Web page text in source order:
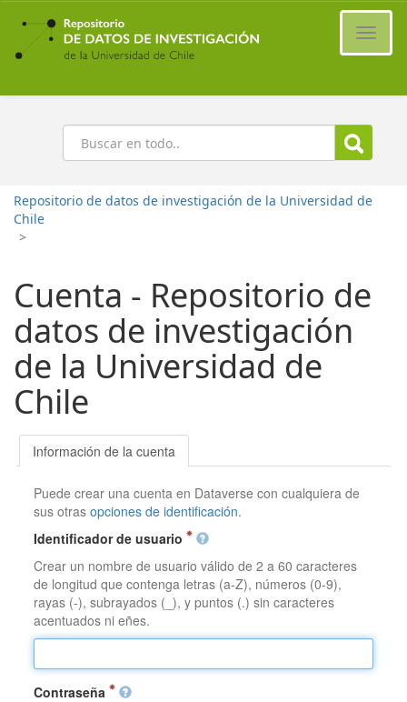
Ir
contenido
principal
Buscar
Repositorio de datos de investigación de la Universidad de
Chile
>
Cuenta - Repositorio de
datos de investigación
de la Universidad de
Chile
Información de la cuenta
Puede crear una cuenta en Dataverse con cualquiera de
sus otrasopciones de identificación.
Identificador de usuario
Crear un nombre de usuario válido de 2 a 60 caracteres
de longitud que contenga letras (a-Z), números (0-9),
rayas (-), subrayados (_), y puntos (.) sin caracteres
acentuados ni eñes.
Contraseña